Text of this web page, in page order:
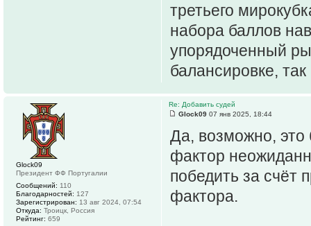
третьего
набора баллов
упорядоченный
балансировке,
Re: Добавить судей
Glock09 07 янв 2025, 18:44
Да, возможно, это
фактор
победить за счёт
фактора.
Glock09
Президент ФФ Португалии
Сообщений: 110
Благодарностей: 127
Зарегистрирован: 13 авг 2024, 07:54
Откуда: Троицк, Россия
Рейтинг: 659